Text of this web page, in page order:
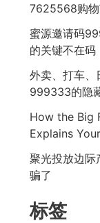
7625568购
蜜源邀请码
的关键不在码
外卖、打车、
999333的隐
How the Big
Explains
聚光投放边际
骗了
标签